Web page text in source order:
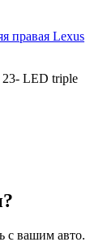
правая Lexus
23- LED triple
с вашим авто.